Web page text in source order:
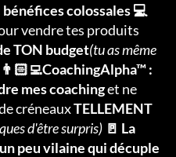
colossales 💻
vendre tes produits
TON budget(tu as même
👨🏻‍💻CoachingAlpha™ :
mes coachinget ne
créneauxTELLEMENT
d'être surpris) 🚪 La
peu vilaine qui décuple